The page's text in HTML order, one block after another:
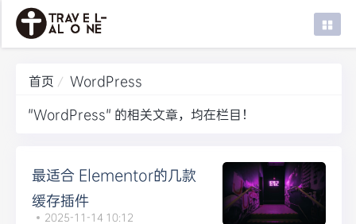
系统笔记
首页
WordPress
"WordPress" 的相关文章，均在栏目！
最适合 Elementor的几款
缓存插件
2025-11-14 10:12